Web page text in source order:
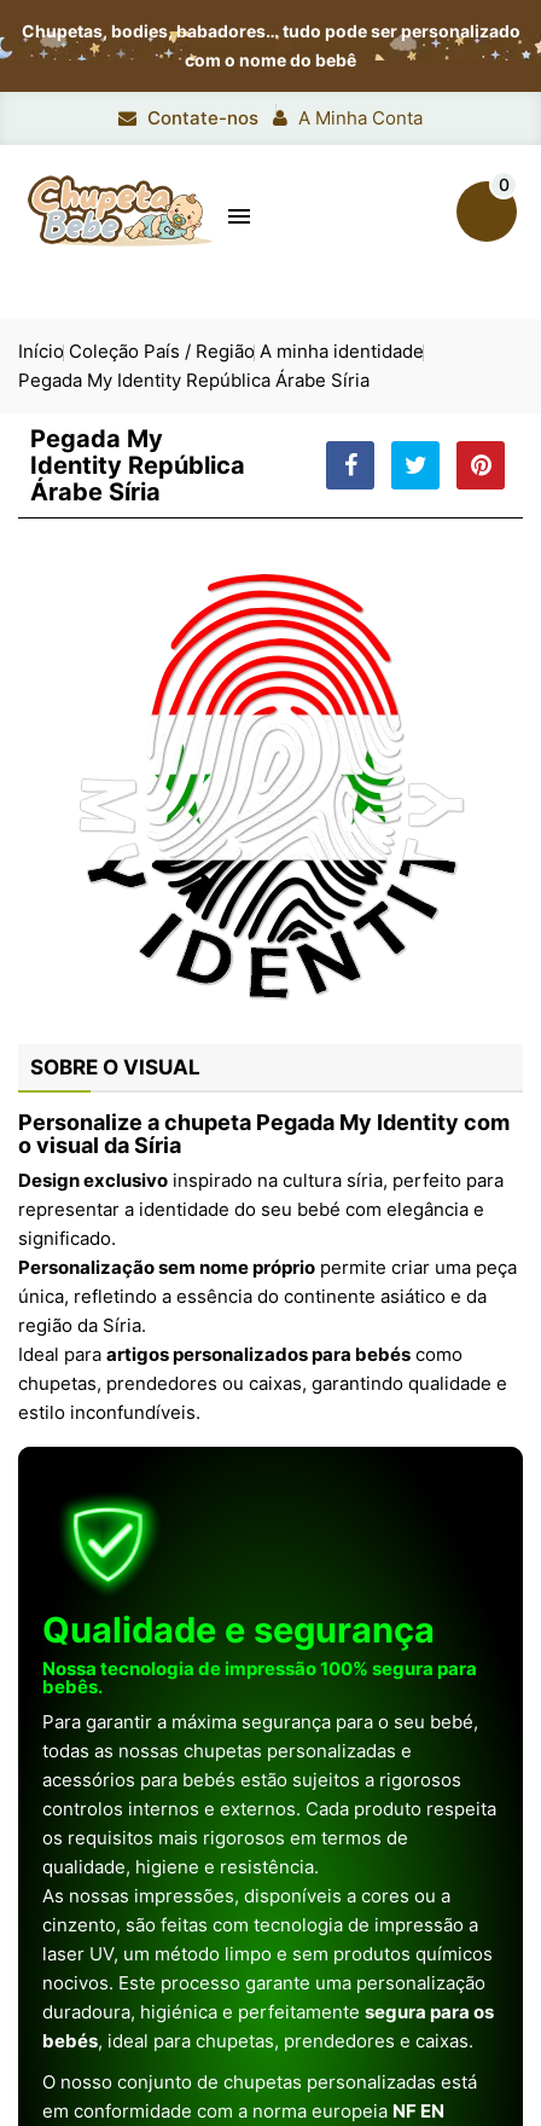
Chupetas, bodies, babadores…tudo pode ser personalizado
com o nome do bebê
Contate-nos A Minha Conta

0
Início Coleção País / Região A minha identidade
Pegada My Identity República Árabe Síria
Pegada My
Identity República
Árabe Síria
SOBRE O VISUAL
Personalize a chupeta Pegada My Identity com
o visual da Síria
Design exclusivo inspirado na cultura síria, perfeito para
representar a identidade do seu bebé com elegância e
significado.
Personalização sem nome próprio permite criar uma peça
única, refletindo a essência do continente asiático e da
região da Síria.
Ideal para artigos personalizados para bebés como
chupetas, prendedores ou caixas, garantindo qualidade e
estilo inconfundíveis.
Qualidade e segurança
Nossa tecnologia de impressão 100% segura para
bebês.
Para garantir a máxima segurança para o seu bebé,
todas as nossas chupetas personalizadas e
acessórios para bebés estão sujeitos a rigorosos
controlos internos e externos. Cada produto respeita
os requisitos mais rigorosos em termos de
qualidade, higiene e resistência.
As nossas impressões, disponíveis a cores ou a
cinzento, são feitas com tecnologia de impressão a
laser UV, um método limpo e sem produtos químicos
nocivos. Este processo garante uma personalização
duradoura, higiénica e perfeitamente segura para os
bebés, ideal para chupetas, prendedores e caixas.
O nosso conjunto de chupetas personalizadas está
em conformidade com a norma europeia NF EN